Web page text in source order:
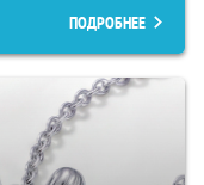
ПОДРОБНЕЕ